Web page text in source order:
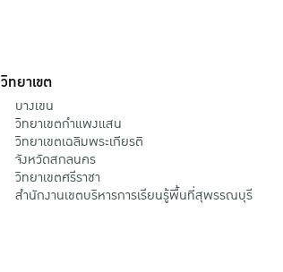
วิทยาเขต
บางเขน
วิทยาเขตกําแพงแสน
วิทยาเขตเฉลิมพระเกียรติ
จังหวัดสกลนคร
วิทยาเขตศรีราชา
สำนักงานเขตบริหารการเรียนรู้พื้นที่สุพรรณบุรี